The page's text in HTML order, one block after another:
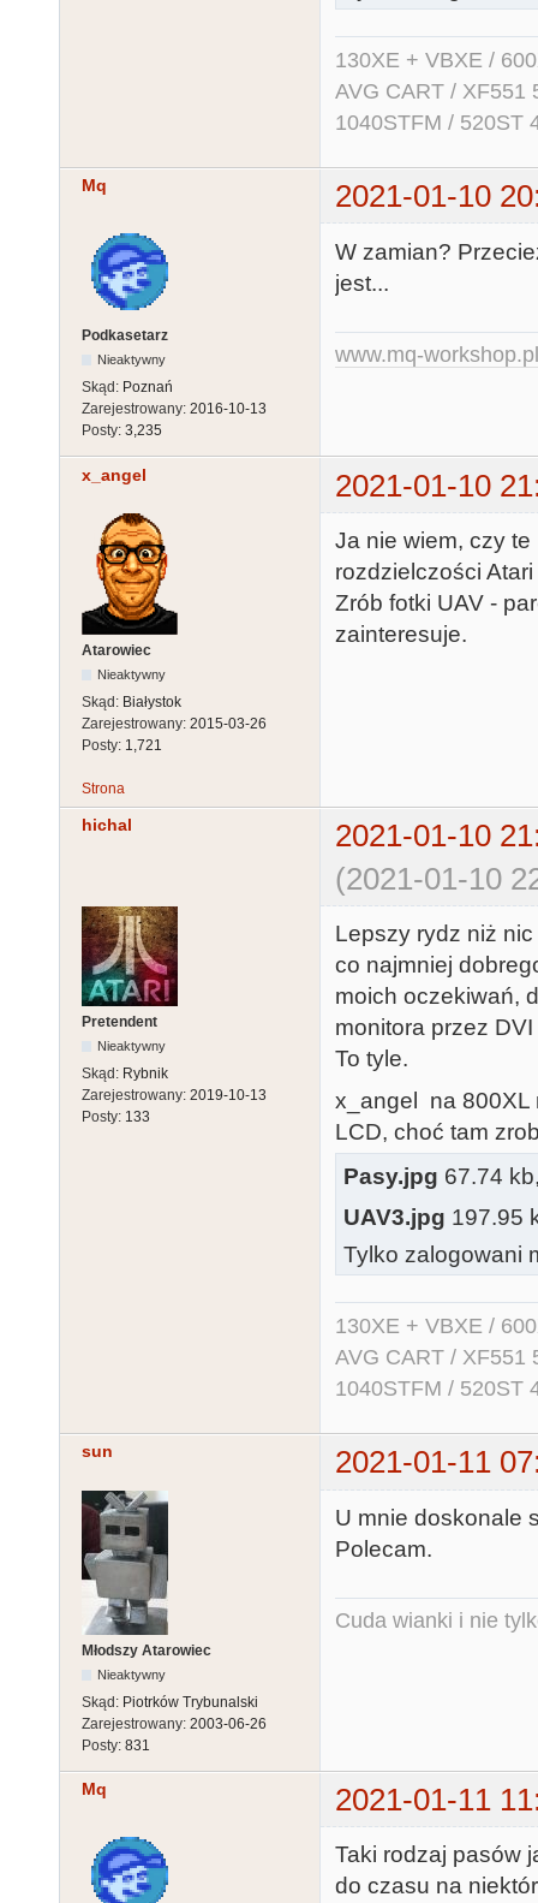
130XE + VBXE /
AVG CART / XF551
1040STFM / 520ST
Mq 2021-01-10
Podkasetarz
Nieaktywny
Skąd: Poznań
Zarejestrowany: 2016-10-13
Posty: 3,235
W zamian?
jest...
www.mq-workshop.pl
x_angel 2021-01-10
Atarowiec
Nieaktywny
Skąd: Białystok
Zarejestrowany: 2015-03-26
Posty: 1,721
Ja nie wiem, czy
rozdzielczości
Zrób fotki UAV -
zainteresuje.
Strona
hichal
2021-01-10
(2021-01-10
Pretendent
Nieaktywny
Skąd: Rybnik
Zarejestrowany: 2019-10-13
Posty: 133
Lepszy rydz niż
co najmniej
moich oczekiwań,
monitora przez
To tyle.
x_angel na 800XL
LCD, choć tam
Pasy.jpg 67.74
UAV3.jpg 197.95
Tylko zalogowani
130XE + VBXE /
AVG CART / XF551
1040STFM / 520ST
sun 2021-01-11
Młodszy Atarowiec
Nieaktywny
Skąd: Piotrków Trybunalski
Zarejestrowany: 2003-06-26
Posty: 831
U mnie doskonale
Polecam.
Cuda wianki i nie
Mq 2021-01-11
Taki rodzaj pasów
do czasu na